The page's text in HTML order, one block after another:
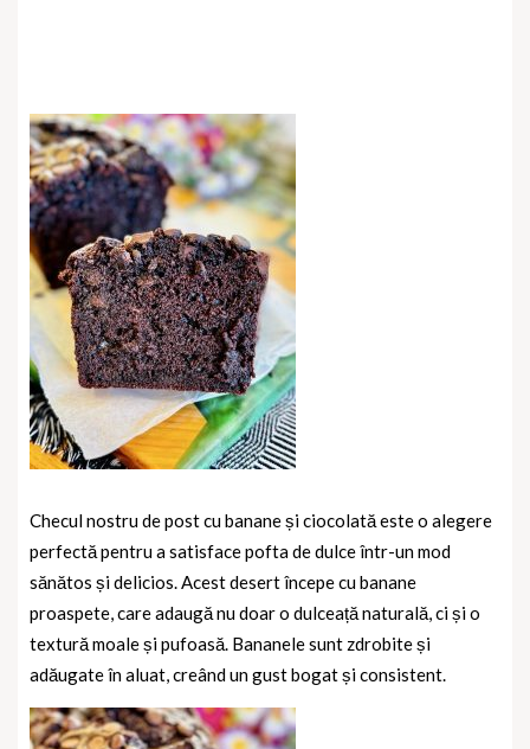
Checul nostru de post cu banane și ciocolată este o alegere
perfectă pentru a satisface pofta de dulce într-un mod
sănătos și delicios. Acest desert începe cu banane
proaspete, care adaugă nu doar o dulceață naturală, ci și o
textură moale și pufoasă. Bananele sunt zdrobite și
adăugate în aluat, creând un gust bogat și consistent.